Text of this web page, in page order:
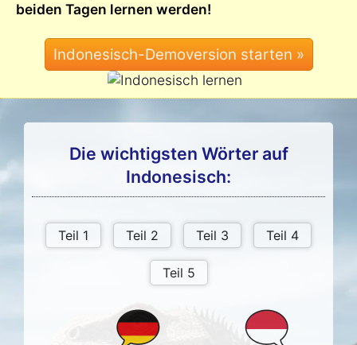
beiden Tagen lernen werden!
Die wichtigsten Wörter auf
Indonesisch: